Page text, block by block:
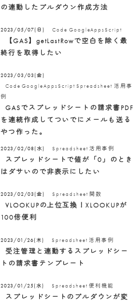
の連動したプルダウン作成方法
2023/05/07(日) Code GoogleAppsScript
【GAS】getLastRowで空白を除く最
終行を取得したい
2023/03/03(金)
Code GoogleAppsScript Spreadsheet 活用事
例
GASでスプレッドシートの請求書PDF
を連続作成してついでにメールも送る
やつ作った。
2023/02/08(水) Spreadsheet 活用事例
スプレッドシートで値が「0」のとき
はダサいので非表示にしたい
2023/02/03(金) Spreadsheet 関数
VLOOKUPの上位互換！XLOOKUPが
100倍便利
2023/01/26(木) Spreadsheet 活用事例
受注管理と連動するスプレッドシー
トの請求書テンプレート
2023/01/25(水) Spreadsheet 便利機能
スプレッドシートのプルダウンが変